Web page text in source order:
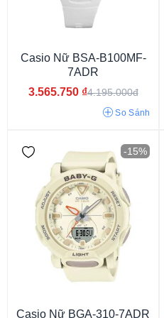
Kính Khoáng Hardlex Crystal
Casio Nữ BSA-B100MF-
7ADR
3.565.750 ₫4.195.000đ
So Sánh
-15%
Casio Nữ BGA-310-7ADR